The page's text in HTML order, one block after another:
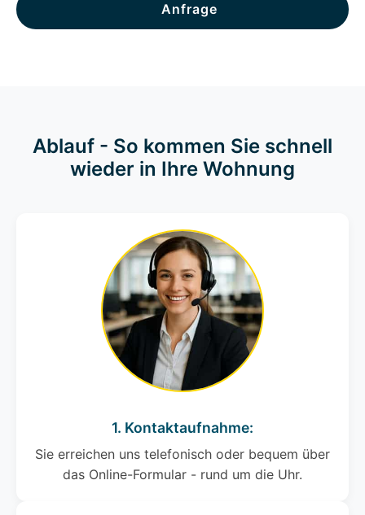
Anfrage
Ablauf - So kommen Sie schnell
wieder in Ihre Wohnung
1. Kontaktaufnahme:
Sie erreichen uns telefonisch oder bequem über
das Online-Formular - rund um die Uhr.